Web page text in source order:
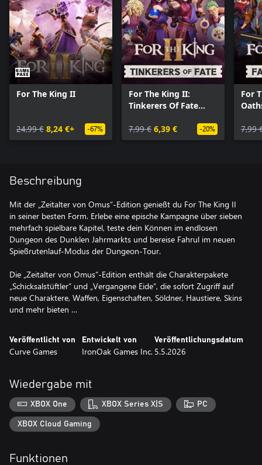
For The King II
24,99 € 8,24 €+ -67%
For The King II:
Tinkerers Of Fate
7,99 € 6,39 € -20%
For
7,99
Beschreibung
Mit der „Zeitalter von Omus“-Edition genießt du For The King II
in seiner besten Form. Erlebe eine epische Kampagne über sieben
mehrfach spielbare Kapitel, teste dein Können im endlosen
Dungeon des Dunklen Jahrmarkts und bereise Fahrul im neuen
Spießrutenlauf-Modus der Dungeon-Tour.
Die „Zeitalter von Omus“-Edition enthält die Charakterpakete
„Schicksalstüftler“ und „Vergangene Eide“, die sofort Zugriff auf
neue Charaktere, Waffen, Eigenschaften, Söldner, Haustiere, Skins
und mehr bieten …
Veröffentlicht von
Curve Games
Entwickelt von
IronOak Games Inc.
Veröffentlichungsdatum
5.5.2026
Wiedergabe mit
XBOX One XBOX Series X|S PC
XBOX Cloud Gaming
Funktionen